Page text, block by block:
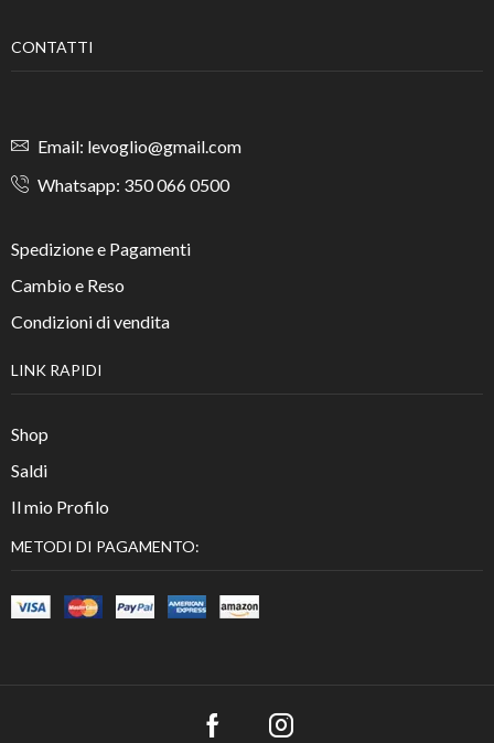
CONTATTI
Email: levoglio@gmail.com
Whatsapp: 350 066 0500
Spedizione e Pagamenti
Cambio e Reso
Condizioni di vendita
LINK RAPIDI
Shop
Saldi
Il mio Profilo
METODI DI PAGAMENTO: